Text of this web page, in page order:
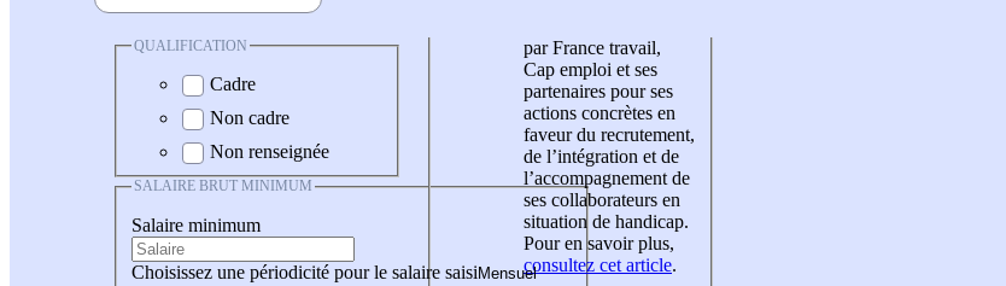
QUALIFICATION
Cadre
Non cadre
Non renseignée
SALAIRE BRUT MINIMUM
Salaire minimum
Choisissez une périodicité pour le salaire saisi
par France travail,
Cap emploi et ses
partenaires pour ses
actions concrètes en
faveur du recrutement,
de l’intégration et de
l’accompagnement de
ses collaborateurs en
situation de handicap.
Pour en savoir plus,
consultez cet article.